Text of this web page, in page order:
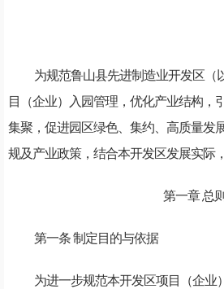
为规范鲁山县先进制造业开发区（
目（企业）入园管理，优化产业结构，
集聚，促进园区绿色、集约、高质量发
规及产业政策，结合本开发区发展实际
第一章 总则
第一条 制定目的与依据
为进一步规范本开发区项目（企业